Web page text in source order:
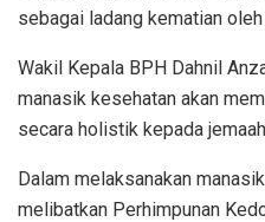
sebagai ladang kematian
Wakil Kepala BPH Dahnil
manasik kesehatan akan
secara holistik kepada
Dalam melaksanakan
melibatkan Perhimpunan